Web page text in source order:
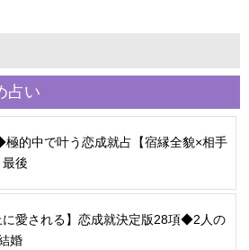
占い
的中で叶う恋成就占【宿縁全貌×相手
後
に愛される】恋成就決定版28項◆2人の
婚